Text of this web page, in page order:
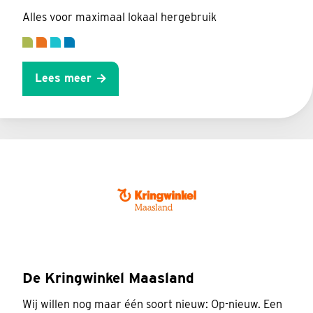
Alles voor maximaal lokaal hergebruik
Lees meer
De Kringwinkel Maasland
Wij willen nog maar één soort nieuw: Op-nieuw. Een